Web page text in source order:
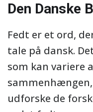
Den Danske
Fedt er et ord,
tale på dansk.
som kan variere
udforske de